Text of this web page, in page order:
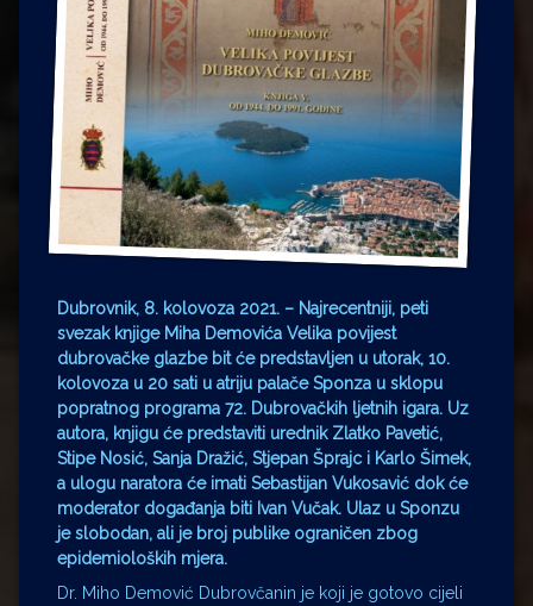
Dubrovnik, 8. kolovoza 2021. – Najrecentniji, peti
svezak knjige Miha Demovića Velika povijest
dubrovačke glazbe bit će predstavljen u utorak, 10.
kolovoza u 20 sati u atriju palače Sponza u sklopu
popratnog programa 72. Dubrovačkih ljetnih igara. Uz
autora, knjigu će predstaviti urednik Zlatko Pavetić,
Stipe Nosić, Sanja Dražić, Stjepan Šprajc i Karlo Šimek,
a ulogu naratora će imati Sebastijan Vukosavić dok će
moderator događanja biti Ivan Vučak. Ulaz u Sponzu
je slobodan, ali je broj publike ograničen zbog
epidemioloških mjera.
Dr. Miho Demović Dubrovčanin je koji je gotovo cijeli